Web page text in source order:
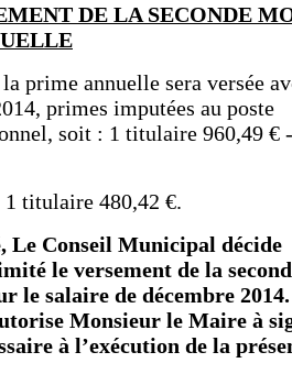
DE LA SECONDE
prime annuelle sera versée
primes imputées au poste
soit : 1 titulaire 960,49 €
titulaire 480,42 €.
Le Conseil Municipal décide
le versement de la
le salaire de décembre
Monsieur le Maire à
à l’exécution de la